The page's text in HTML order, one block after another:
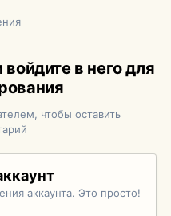
в него для
чтобы оставить
аккаунта. Это просто!